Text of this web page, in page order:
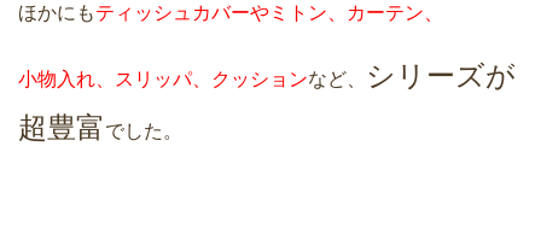
ほかにもティッシュカバーやミトン、カーテン、
小物入れ、スリッパ、クッションなど、
シリーズが
超豊富 でした。